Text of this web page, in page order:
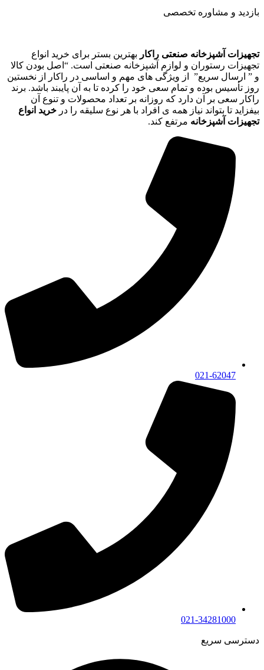
بازدید و مشاوره تخصصی
تجهیزات آشپزخانه صنعتی راکار بهترین بستر برای خرید انواع
تجهیزات رستوران و لوازم آشپزخانه صنعتی است. “اصل بودن کالا
و ” ارسال سریع” از ویژگی های مهم و اساسی در راکار از نخستین
روز تأسیس بوده و تمام سعی خود را کرده تا به آن پایبند باشد. برند
راکار سعی بر آن دارد که روزانه بر تعداد محصولات و تنوع آن
بیفزاید تا بتواند نیاز همه ی افراد با هر نوع سلیقه را در خرید انواع
تجهیزات آشپزخانه مرتفع کند.
021-62047
021-34281000
دسترسی سریع